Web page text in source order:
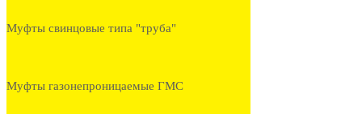
Муфты свинцовые типа "труба"
Муфты газонепроницаемые ГМС